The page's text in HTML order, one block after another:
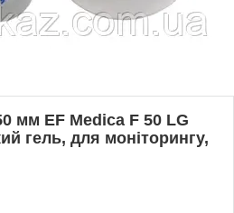
мм EF Medica F 50 LG
гель, для моніторингу,